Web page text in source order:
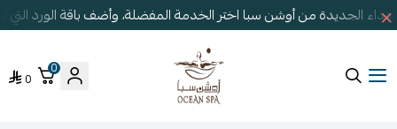
الجديدة من أوشن سبا اختر الخدمة المفضلة، وأضف باقة الورد
أوشن سبا
0
0